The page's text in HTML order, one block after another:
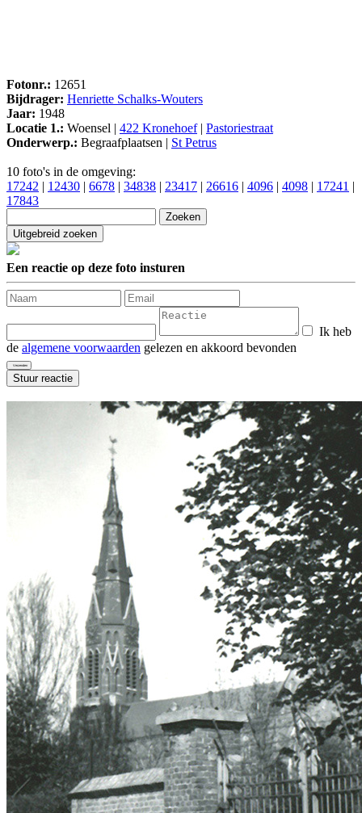
Fotonr.: 12651
Bijdrager: Henriette Schalks-Wouters
Jaar: 1948
Locatie 1.: Woensel | 422 Kronehoef| Pastoriestraat
Onderwerp.: Begraafplaatsen | St Petrus
10 foto's in de omgeving:
17242 | 12430 | 6678 | 34838 | 23417 | 26616 | 4096 | 4098 | 17241 |
17843
Een reactie op deze foto insturen
Ik heb
de algemene voorwaarden gelezen en akkoord bevonden